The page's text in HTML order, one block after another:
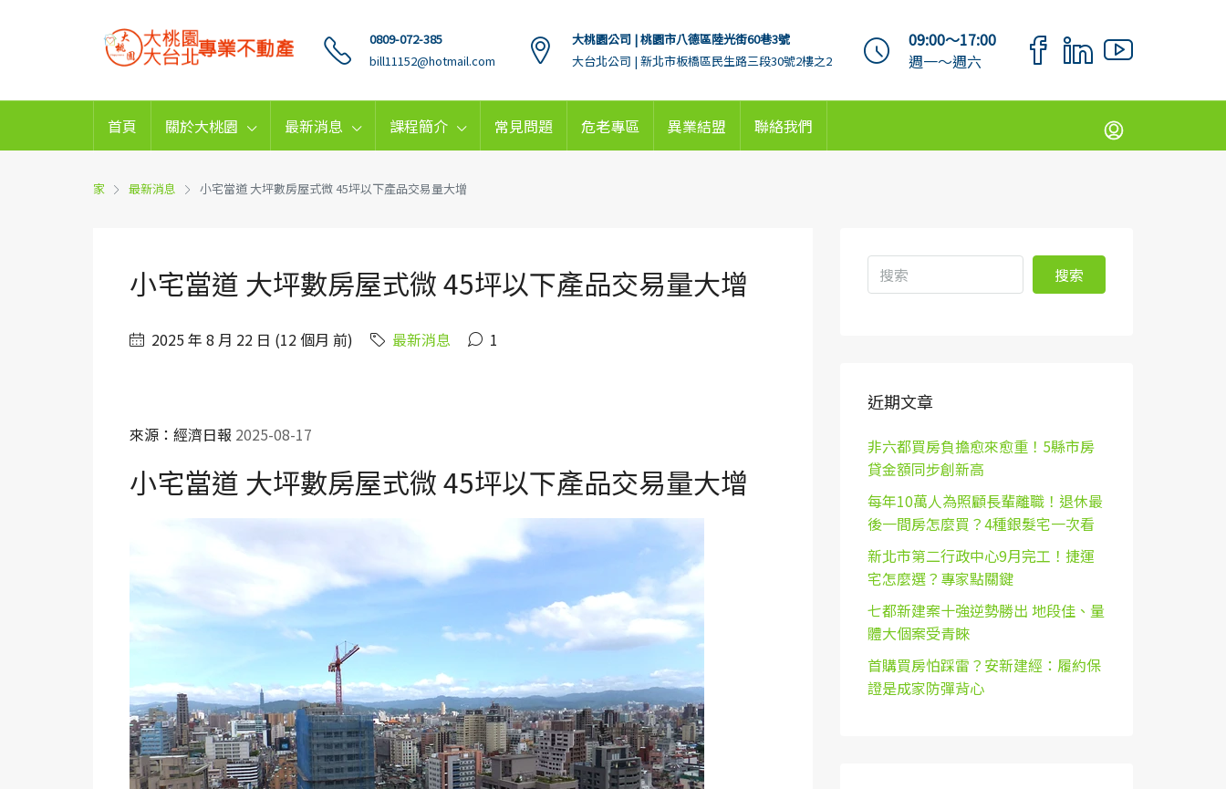
0809-072-385
bill11152@hotmail.com
大桃園公司 | 桃園市八德區陸光街60巷3號
大台北公司 | 新北市板橋區民生路三段30號2樓之2
09:00～17:00
週一～週六
首頁 關於大桃園 最新消息 課程簡介 常見問題 危老專區 異業結盟 聯絡我們
家 最新消息 小宅當道 大坪數房屋式微 45坪以下產品交易量大增
小宅當道 大坪數房屋式微 45坪以下產品交易量大增
2025 年 8 月 22 日 (12 個月 前) 最新消息 1
來源：經濟日報 2025-08-17
小宅當道 大坪數房屋式微 45坪以下產品交易量大增
搜索
近期文章
非六都買房負擔愈來愈重！5縣市房
貸金額同步創新高
每年10萬人為照顧長輩離職！退休最
後一間房怎麼買？4種銀髮宅一次看
新北市第二行政中心9月完工！捷運
宅怎麼選？專家點關鍵
七都新建案十強逆勢勝出 地段佳、量
體大個案受青睞
首購買房怕踩雷？安新建經：履約保
證是成家防彈背心